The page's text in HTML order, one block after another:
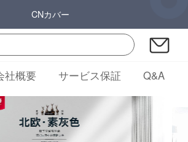
CNカバー
社概要 サービス保証 Q&A